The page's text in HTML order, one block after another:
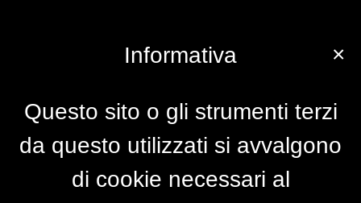
×
Informativa
Questo sito o gli strumenti terzi
da questo utilizzati si avvalgono
di cookie necessari al